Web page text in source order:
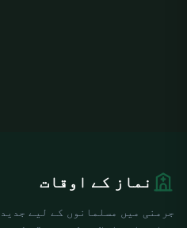
نماز کے اوقات
جرمنی میں مسلمانوں کے لیے